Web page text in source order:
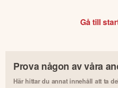
Gå till
Prova någon av våra
Här hittar du annat innehåll att ta